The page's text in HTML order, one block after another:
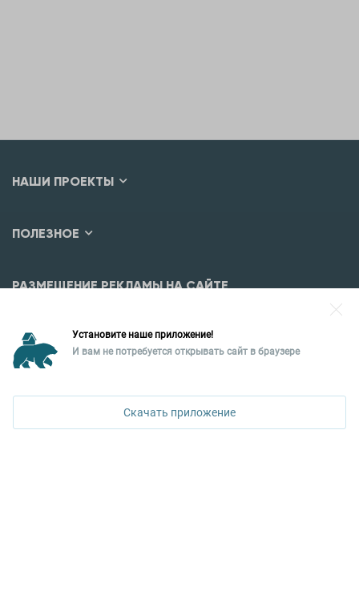
НАШИ ПРОЕКТЫ
ПОЛЕЗНОЕ
РАЗМЕЩЕНИЕ РЕКЛАМЫ НА САЙТЕ
Уральская палата недвижимости
ул. Горького, 65, 0 подъезд, 3 этаж
Установите наше приложение!
И вам не потребуется открывать сайт в браузере
Скачать приложение